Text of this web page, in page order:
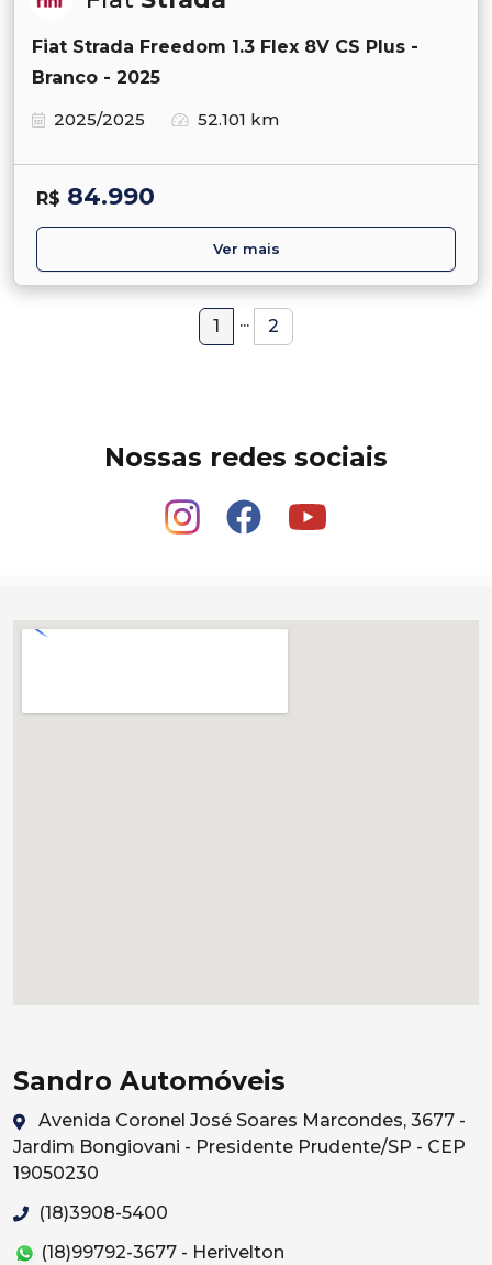
Fiat Strada Freedom 1.3 Flex 8V CS Plus -
Branco - 2025
2025/2025
52.101 km
R$ 84.990
Ver mais
1 ... 2
Nossas redes sociais
Sandro Automóveis
Avenida Coronel José Soares Marcondes, 3677 -
Jardim Bongiovani - Presidente Prudente/SP - CEP
19050230
(18)3908-5400
(18)99792-3677 - Herivelton